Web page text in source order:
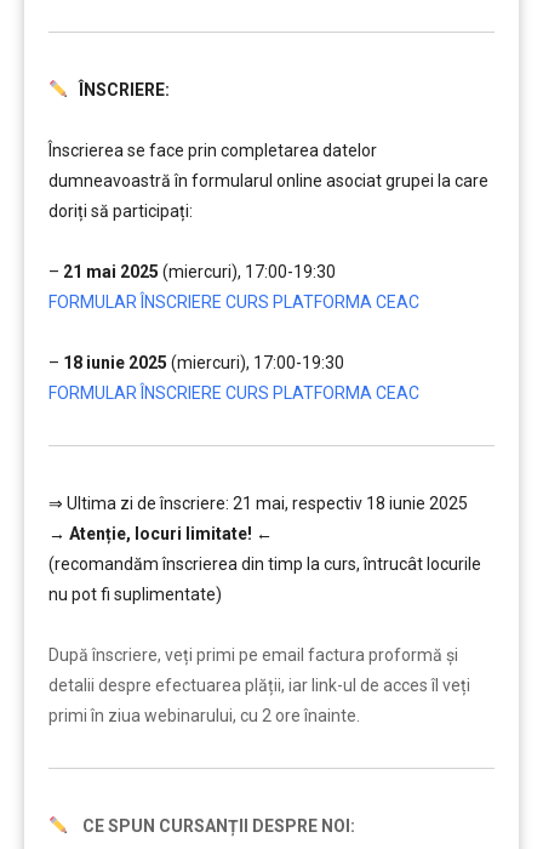
ÎNSCRIERE:
Înscrierea se face prin completarea datelor
dumneavoastră în formularul online asociat grupei la care
doriți să participați:
– 21 mai 2025 (miercuri), 17:00-19:30
FORMULAR ÎNSCRIERE CURS PLATFORMA CEAC
– 18 iunie 2025 (miercuri), 17:00-19:30
FORMULAR ÎNSCRIERE CURS PLATFORMA CEAC
⇒ Ultima zi de înscriere: 21 mai, respectiv 18 iunie 2025
→ Atenție, locuri limitate! ←
(recomandăm înscrierea din timp la curs, întrucât locurile
nu pot fi suplimentate)
După înscriere, veți primi pe email factura proformă și
detalii despre efectuarea plății, iar link-ul de acces îl veți
primi în ziua webinarului, cu 2 ore înainte.
CE SPUN CURSANȚII DESPRE NOI: